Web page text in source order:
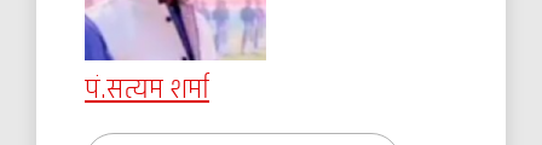
पं.सत्यम शर्मा